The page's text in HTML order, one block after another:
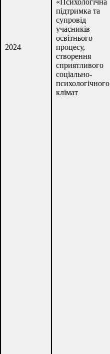
2024
підтримка та
супровід
учасників
освітнього
процесу,
створення
сприятливого
соціально-
психологічного
клімат